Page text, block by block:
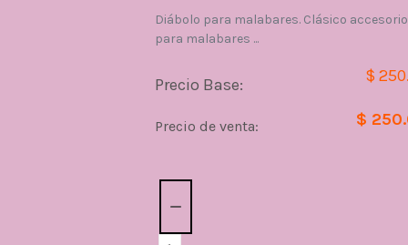
Diábolo para malabares. Clásico accesorio
para malabares ...
Precio Base: $
Precio de venta: $